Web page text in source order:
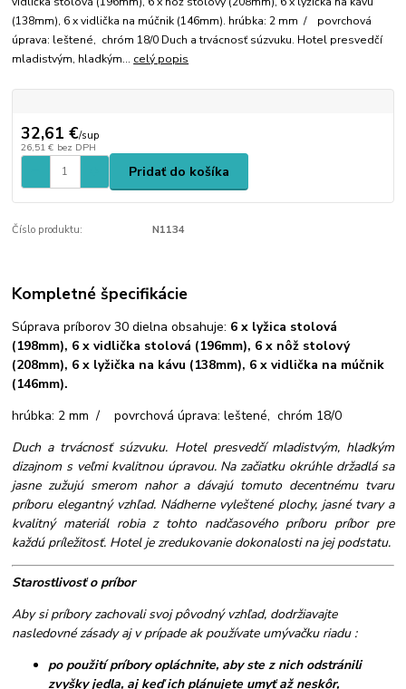
(138mm), 6 x vidlička na múčnik (146mm). hrúbka: 2 mm / povrchová
úprava: leštené, chróm 18/0 Duch a trvácnosť súzvuku. Hotel presvedčí
mladistvým, hladkým... celý popis
32,61 €/sup
26,51 € bez DPH
Pridať do košíka
Číslo produktu: N1134
Kompletné špecifikácie
Súprava príborov 30 dielna obsahuje: 6 x lyžica stolová
(198mm), 6 x vidlička stolová (196mm), 6 x nôž stolový
(208mm), 6 x lyžička na kávu (138mm), 6 x vidlička na múčnik
(146mm).
hrúbka: 2 mm / povrchová úprava: leštené, chróm 18/0
Duch a trvácnosť súzvuku. Hotel presvedčí mladistvým, hladkým
dizajnom s veľmi kvalitnou úpravou. Na začiatku okrúhle držadlá sa
jasne zužujú smerom nahor a dávajú tomuto decentnému tvaru
príboru elegantný vzhľad. Nádherne vyleštené plochy, jasné tvary a
kvalitný materiál robia z tohto nadčasového príboru príbor pre
každú príležitosť. Hotel je zredukovanie dokonalosti na jej podstatu.
Starostlivosť o príbor
Aby si príbory zachovali svoj pôvodný vzhľad, dodržiavajte
nasledovné zásady aj v prípade ak používate umývačku riadu :
po použití príbory opláchnite, aby ste z nich odstránili
zvyšky jedla, aj keď ich plánujete umyť až neskôr,